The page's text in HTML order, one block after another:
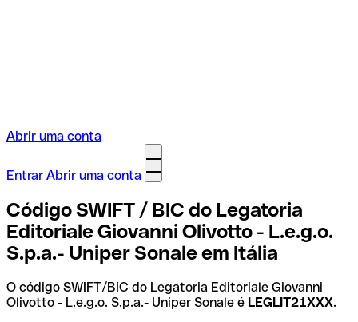
Abrir uma conta
Entrar Abrir uma conta
Código SWIFT / BIC do Legatoria
Editoriale Giovanni Olivotto - L.e.g.o.
S.p.a.- Uniper Sonale em Itália
O código SWIFT/BIC do Legatoria Editoriale Giovanni
Olivotto - L.e.g.o. S.p.a.- Uniper Sonale é LEGLIT21XXX.